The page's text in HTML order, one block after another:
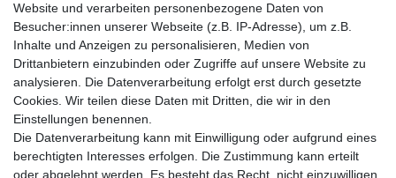
Informationen
Datenschutz
Impressum
Wir verschicken klimaneutral mit DPD
Website und verarbeiten personenbezogene Daten von
Besucher:innen unserer Webseite (z.B. IP-Adresse), um z.B.
Inhalte und Anzeigen zu personalisieren, Medien von
Drittanbietern einzubinden oder Zugriffe auf unsere Website zu
analysieren. Die Datenverarbeitung erfolgt erst durch gesetzte
Cookies. Wir teilen diese Daten mit Dritten, die wir in den
Einstellungen benennen.
Die Datenverarbeitung kann mit Einwilligung oder aufgrund eines
berechtigten Interesses erfolgen. Die Zustimmung kann erteilt
oder abgelehnt werden. Es besteht das Recht, nicht einzuwilligen